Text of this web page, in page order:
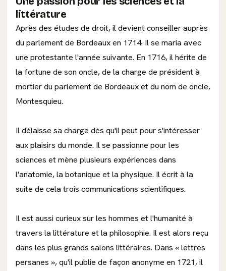
littérature
Après des études de droit, il devient conseiller auprès
du parlement de Bordeaux en 1714. Il se maria avec
une protestante l'année suivante. En 1716, il hérite de
la fortune de son oncle, de la charge de président à
mortier du parlement de Bordeaux et du nom de oncle,
Montesquieu.
Il délaisse sa charge dès qu'il peut pour s'intéresser
aux plaisirs du monde. Il se passionne pour les
sciences et mène plusieurs expériences dans
l'anatomie, la botanique et la physique. Il écrit à la
suite de cela trois communications scientifiques.
Il est aussi curieux sur les hommes et l'humanité à
travers la littérature et la philosophie. Il est alors reçu
dans les plus grands salons littéraires. Dans « lettres
persanes », qu'il publie de façon anonyme en 1721, il